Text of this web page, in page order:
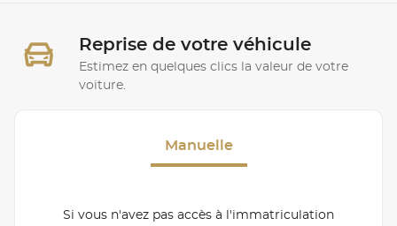
Reprise de votre véhicule
Estimez en quelques clics la valeur de votre
voiture.
Manuelle
Si vous n'avez pas accès à l'immatriculation